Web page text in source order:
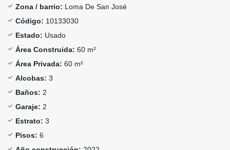
Zona / barrio: Loma De San José
Código: 10133030
Estado: Usado
Área Construida: 60 m²
Área Privada: 60 m²
Alcobas: 3
Baños: 2
Garaje: 2
Estrato: 3
Pisos: 6